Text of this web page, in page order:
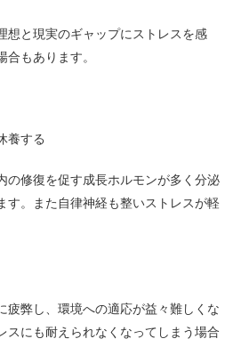
想と現実のギャップにストレスを感
合もあります。
養する
の修復を促す成長ホルモンが多く分泌
す。また自律神経も整いストレスが軽
疲弊し、環境への適応が益々難しくな
スにも耐えられなくなってしまう場合